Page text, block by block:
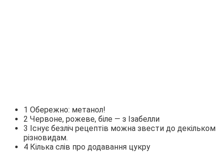
1 Обережно: метанол!
2 Червоне, рожеве, біле — з Ізабелли
3 Існує безліч рецептів можна звести до декільком
різновидам.
4 Кілька слів про додавання цукру